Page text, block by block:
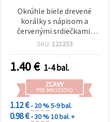
Okrúhle biele drevené
korálky s nápisom a
červenými srdiečkami,
15x16 mm, prievlak 4 mm
SKU: 121253
1.40€ 1-4 bal.
ZĽAVY
PRE MNOŽSTVO
1.12 €- 20 %5-9 bal.
0.98 €- 30 %10 bal. +